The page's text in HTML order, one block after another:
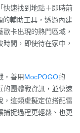
快速找到地點＋即時前
的輔助工具，透過內建
卡出現的熱門區域，
間，即使待在家中，
，善用MocPOGO的
的團體戰資訊，並快速
，這類虛擬定位搭配雷
捕捉過程更輕鬆、也更